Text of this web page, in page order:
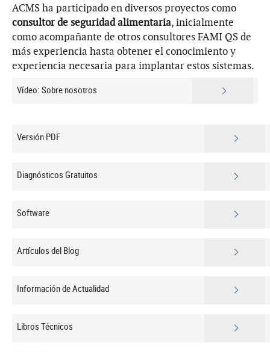
ACMS ha participado en diversos proyectos como
consultor de seguridad alimentaria, inicialmente
como acompañante de otros consultores FAMI QS de
más experiencia hasta obtener el conocimiento y
experiencia necesaria para implantar estos sistemas.
Vídeo: Sobre nosotros
Versión PDF
Diagnósticos Gratuitos
Software
Artículos del Blog
Información de Actualidad
Libros Técnicos